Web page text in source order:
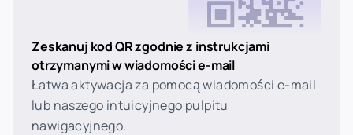
Zeskanuj kod QR zgodnie z instrukcjami
otrzymanymi w wiadomości e-mail
Łatwa aktywacja za pomocą wiadomości e-mail
lub naszego intuicyjnego pulpitu
nawigacyjnego.